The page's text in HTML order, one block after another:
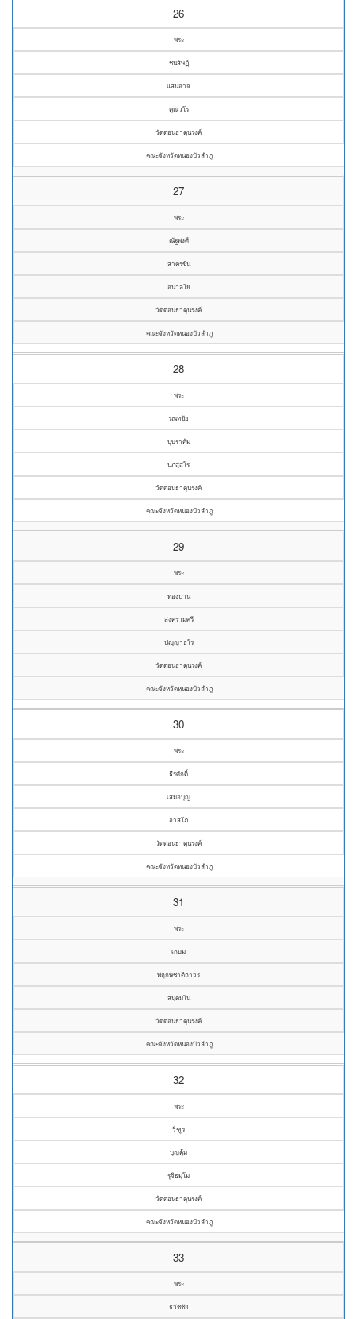
26
พระ
ชนสิษฏ์
แสนอาจ
คุณวโร
วัดดอนธาตุนรงค์
คณะจังหวัดหนองบัวลำภู
27
พระ
ณัฐพงศ์
สาครขัน
อนาลโย
วัดดอนธาตุนรงค์
คณะจังหวัดหนองบัวลำภู
28
พระ
รณทชัย
บุษราคัม
ปภสฺสโร
วัดดอนธาตุนรงค์
คณะจังหวัดหนองบัวลำภู
29
พระ
ทองปาน
สงครามศรี
ปญฺญาธโร
วัดดอนธาตุนรงค์
คณะจังหวัดหนองบัวลำภู
30
พระ
ธีรศักดิ์
เสมอบุญ
อาสโภ
วัดดอนธาตุนรงค์
คณะจังหวัดหนองบัวลำภู
31
พระ
เกษม
พฤกษชาติถาวร
สนฺตมโน
วัดดอนธาตุนรงค์
คณะจังหวัดหนองบัวลำภู
32
พระ
วิฑูร
บุญคุ้ม
รุจิธมฺโม
วัดดอนธาตุนรงค์
คณะจังหวัดหนองบัวลำภู
33
พระ
ธวัชชัย